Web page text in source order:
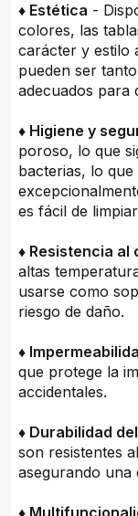
♦ Estética -
colores, las
carácter y estilo
pueden ser
adecuados para
♦ Higiene y
poroso, lo que
bacterias, lo
es fácil de
♦ Resistencia al
altas
usarse como
riesgo de daño.
♦
que protege la
accidentales.
♦ Durabilidad
son resistentes
asegurando una